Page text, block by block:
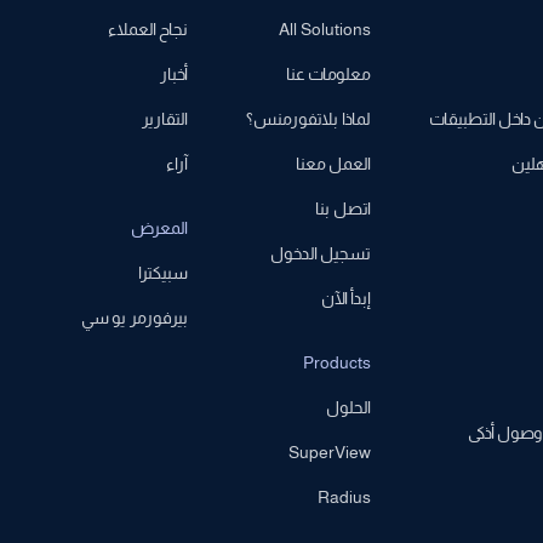
التطبيقات
أذكى
All Solutions
معلومات عنا
لماذا بلاتفورمنس؟
العمل معنا
اتصل بنا
تسجيل الدخول
إبدأ الآن
Products
الحلول
SuperView
Radius
نجاح العملاء
أخبار
التقارير
آراء
المعرض
سبيكترا
بيرفورمر يو سي